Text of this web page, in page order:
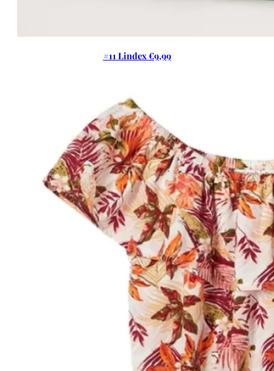
#11 Lindex €9,99